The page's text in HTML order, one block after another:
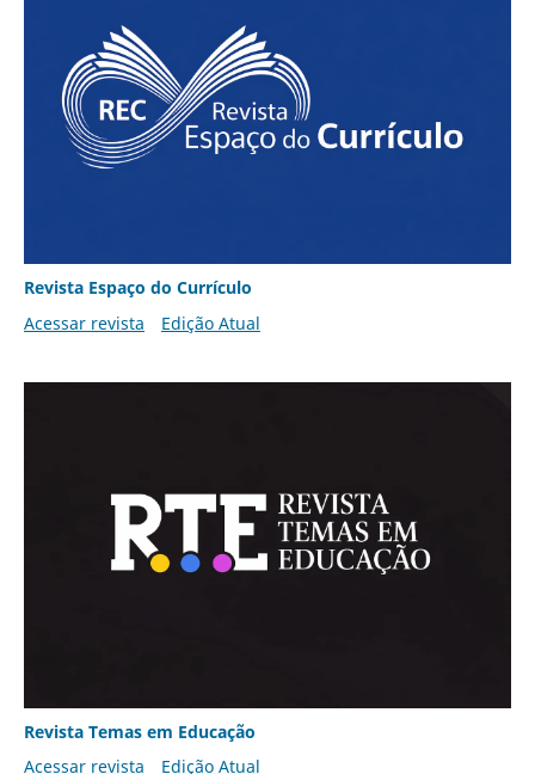
Revista Espaço do Currículo
Acessar revista
Edição Atual
Revista Temas em Educação
Acessar revista
Edição Atual